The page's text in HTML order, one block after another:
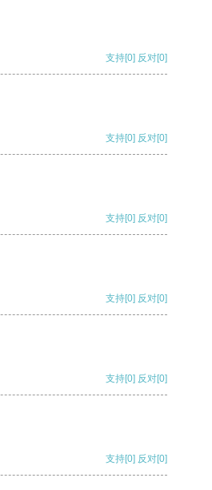
支持[0] 反对[0]
支持[0] 反对[0]
支持[0] 反对[0]
支持[0] 反对[0]
支持[0] 反对[0]
支持[0] 反对[0]